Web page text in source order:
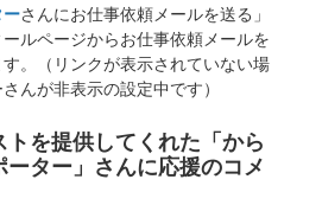
ーさんにお仕事依頼メールを送る」
ルページからお仕事依頼メールを
。（リンクが表示されていない場
んが非表示の設定中です）
を提供してくれた「から
ーター」さんに応援のコメ